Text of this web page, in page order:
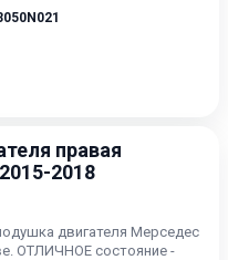
правая
2018
двигателя Мерседес
ОТЛИЧНОЕ состояние -